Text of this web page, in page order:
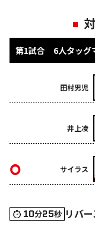
第1試合 6人タッグ
田村男児
井上凌
サイラス
10分25秒 リバ